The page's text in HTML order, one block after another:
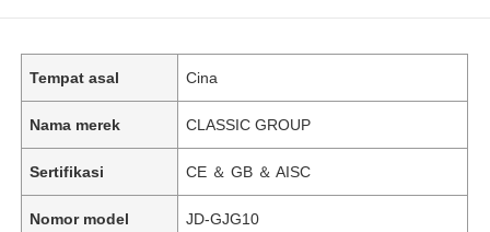
Tempat asal Cina
Nama merek CLASSIC GROUP
Sertifikasi CE ＆ GB ＆ AISC
Nomor model JD-GJG10